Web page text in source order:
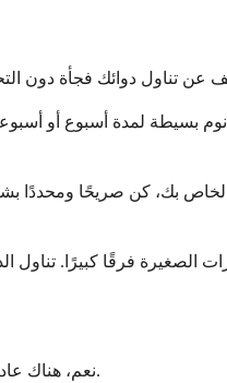
نوم بسيطة لمدة أسبوع أو
بك، كن صريحًا ومحددًا
نعم، هناك عادات داعمة يمكنك تبنيها قد تخفف من مشاكل النوم المرتبطة بالأدوية. هذه ليست علاجات، ولكنها يمكن أن تخلق بيئة أكثر ملاءمة للنوم لجسمك.